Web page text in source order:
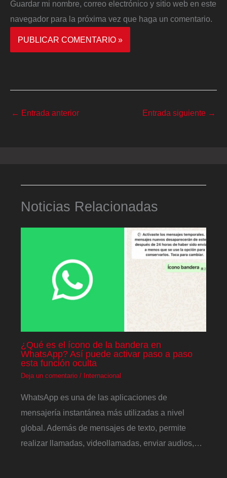
Guardar mi nombre, correo electrónico y sitio web en este
navegador para la próxima vez que haga un comentario.
← Entrada anterior Entrada siguiente →
Noticias Relacionadas
¿Qué es el ícono de la bandera en
WhatsApp? Así puede activar paso a paso
esta función oculta
Deja un comentario / Internacional
WhatsApp es una de las aplicaciones de
mensajería instantánea más utilizadas a nivel
global. Además de mensajes de texto, permite
realizar llamadas, videollamadas, enviar audios,…